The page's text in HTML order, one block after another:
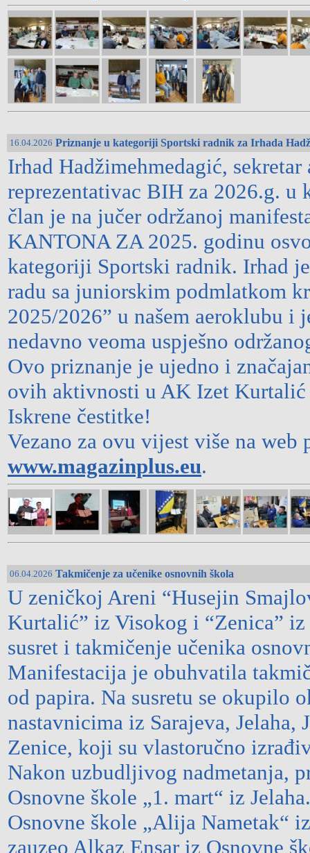
16.04.2026 Priznanje u kategoriji Sportski radnik za Irhada
Irhad Hadžimehmedagić,
reprezentativac BIH za 2026.g.
član je na jučer održanoj
KANTONA ZA 2025. godinu
kategoriji Sportski radnik. Irhad
radu sa juniorskim podmlatkom
2025/2026” u našem aeroklubu
nedavno veoma uspješno
Ovo priznanje je ujedno i
ovih aktivnosti u AK Izet
Iskrene čestitke!
Vezano za ovu vijest više na
www.magazinplus.eu.
06.04.2026 Takmičenje za učenike osnovnih škola
U zeničkoj Areni “Husejin
Kurtalić” iz Visokog i “Zenica”
susret i takmičenje učenika
Manifestacija je obuhvatila
od papira. Na susretu se okupilo
nastavnicima iz Sarajeva,
Zenice, koji su vlastoručno
Nakon uzbudljivog nadmetanja,
Osnovne škole „1. mart“ iz
Osnovne škole „Alija Nametak“
zauzeo Alkaz Ensar iz Osnovne